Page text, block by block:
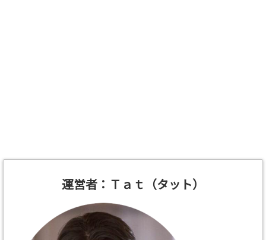
運営者：Ｔａｔ（タット）